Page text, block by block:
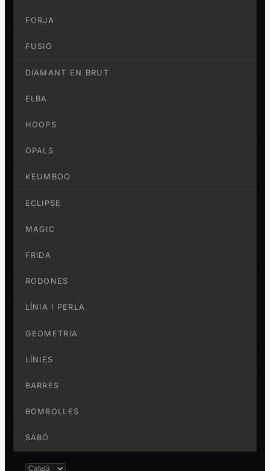
FORJA
FUSIÓ
DIAMANT EN BRUT
ELBA
HOOPS
OPALS
KEUMBOO
ECLIPSE
MAGIC
FRIDA
RODONES
LÍNIA I PERLA
GEOMETRIA
LÍNIES
BARRES
BOMBOLLES
SABÓ